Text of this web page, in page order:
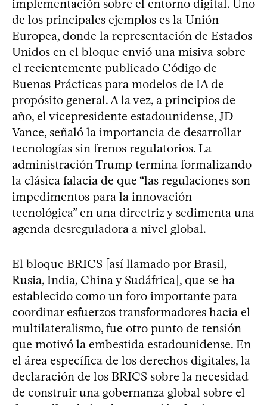
implementación sobre el entorno digital. Uno
de los principales ejemplos es la Unión
Europea, donde la representación de Estados
Unidos en el bloque envió una misiva sobre
el recientemente publicado Código de
Buenas Prácticas para modelos de IA de
propósito general. A la vez, a principios de
año, el vicepresidente estadounidense, JD
Vance, señaló la importancia de desarrollar
tecnologías sin frenos regulatorios. La
administración Trump termina formalizando
la clásica falacia de que “las regulaciones son
impedimentos para la innovación
tecnológica” en una directriz y sedimenta una
agenda desreguladora a nivel global.
El bloque BRICS [así llamado por Brasil,
Rusia, India, China y Sudáfrica], que se ha
establecido como un foro importante para
coordinar esfuerzos transformadores hacia el
multilateralismo, fue otro punto de tensión
que motivó la embestida estadounidense. En
el área específica de los derechos digitales, la
declaración de los BRICS sobre la necesidad
de construir una gobernanza global sobre el